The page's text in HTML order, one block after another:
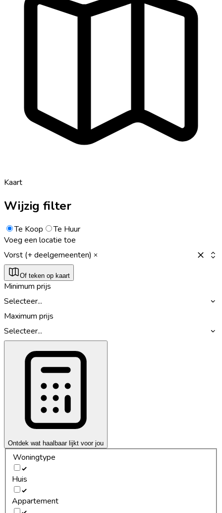
Kaart
Wijzig filter
Te Koop
Te Huur
Voeg een locatie toe
Vorst (+ deelgemeenten)
Of teken op kaart
Minimum prijs
Selecteer...
Maximum prijs
Selecteer...
Ontdek wat haalbaar lijkt voor jou
Woningtype
Huis
Appartement